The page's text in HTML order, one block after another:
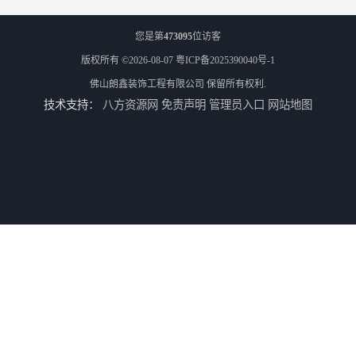
您是第473095位访客
版权所有 ©2026-08-07 粤ICP备2025390040号-1
佛山朗鑫装饰工程有限公司 保留所有权利.
技术支持： 八方资源网 免责声明 管理员入口 网站地图